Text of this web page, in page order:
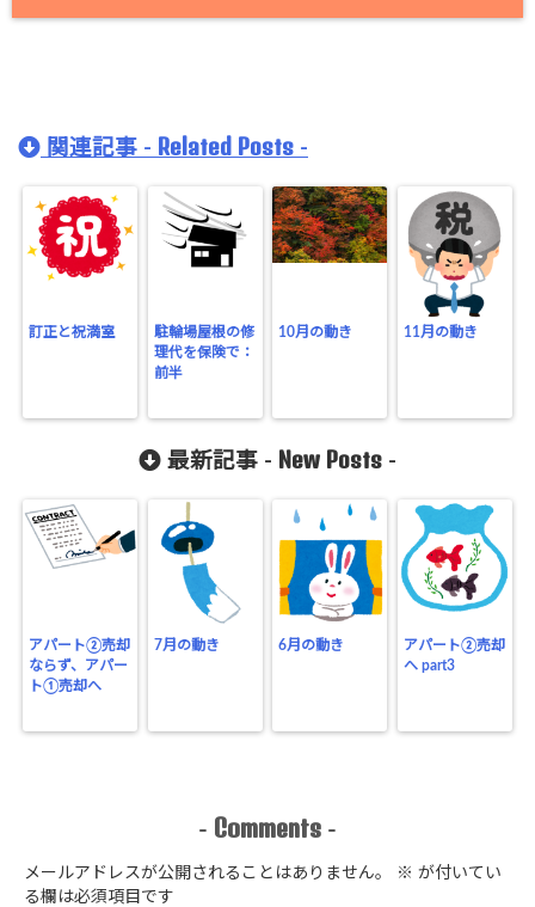
関連記事 - Related Posts -
訂正と祝満室
駐輪場屋根の修
理代を保険で：
前半
10月の動き 11月の動き
最新記事 - New Posts -
アパート②売却
ならず、アパー
ト①売却へ
7月の動き 6月の動き
アパート②売却
へ part3
- Comments -
メールアドレスが公開されることはありません。 ※ が付いてい
る欄は必須項目です